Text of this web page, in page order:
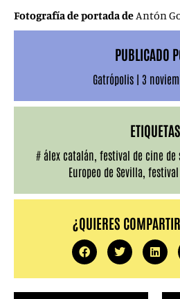
Fotografía de portada deAntón
PUBLICADO
Gatrópolis | 3
ETIQUETAS
# álex catalán festival de cine de
Europeo de Sevilla
¿QUIERES